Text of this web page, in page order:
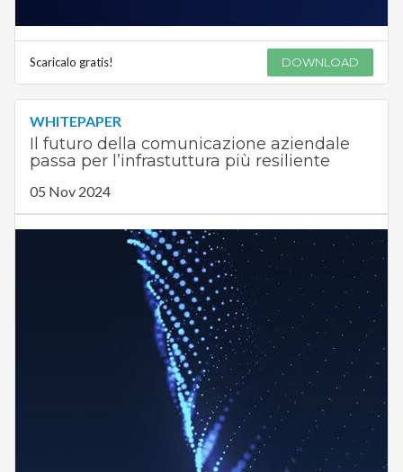
Scaricalo gratis! DOWNLOAD
WHITEPAPER
Il futuro della comunicazione aziendale
passa per l’infrastuttura più resiliente
05 Nov 2024